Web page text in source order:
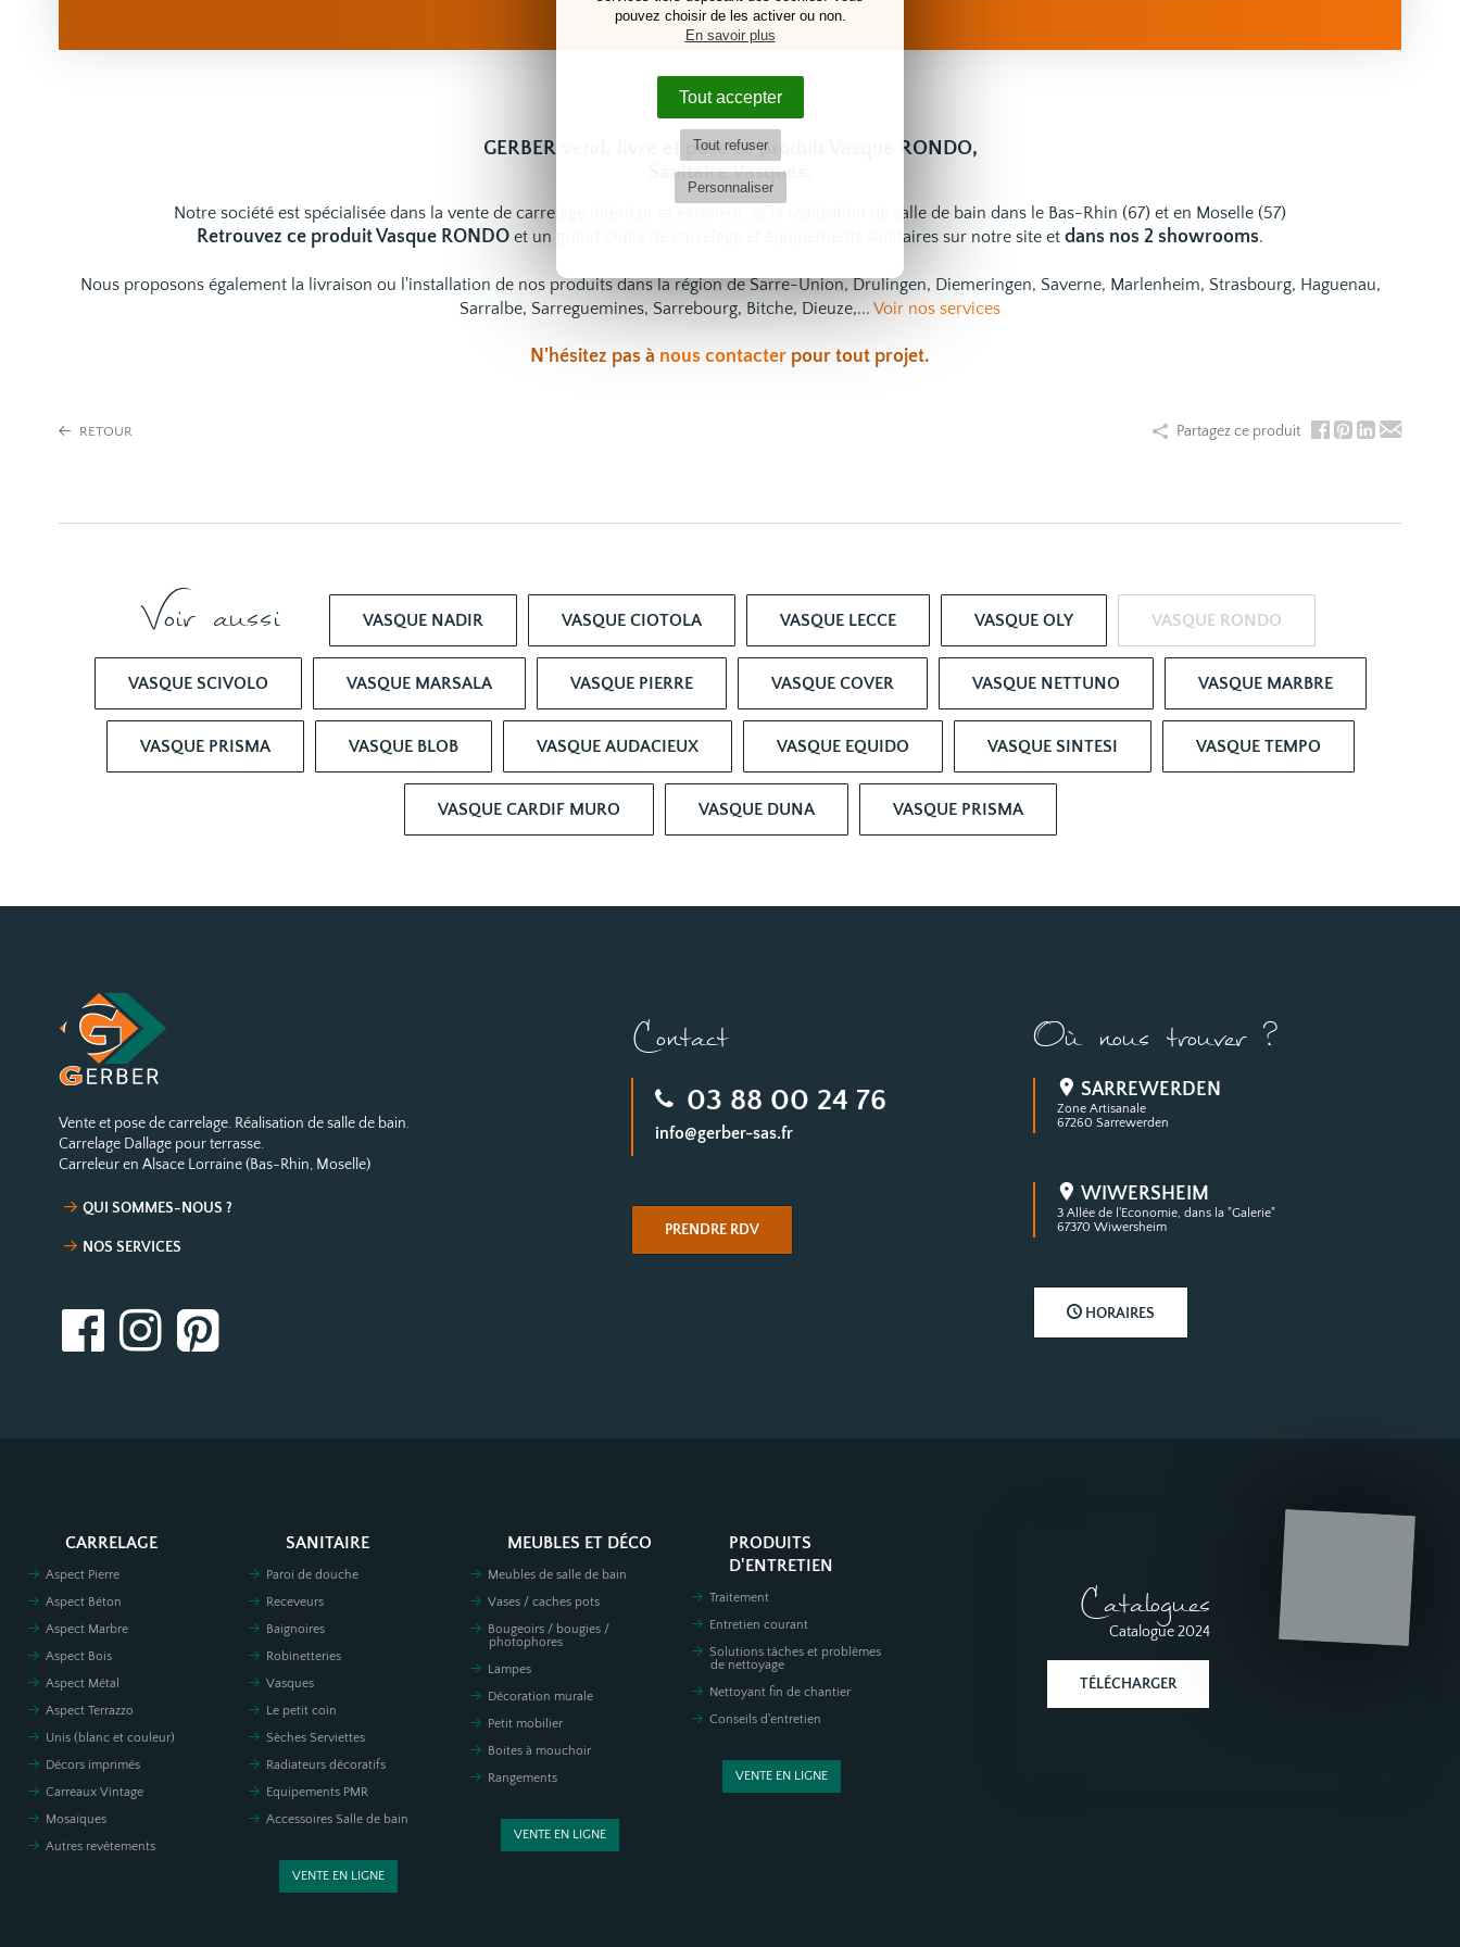
pouvez choisir de les activer ou non.
En savoir plus
Tout accepter
Tout refuser
Personnaliser
GERBER vend, livre et pose ce produit Vasque RONDO,
Sanitaire Vasques.
Notre société est spécialisée dans la vente de carrelage intérieur et extérieur, et la réalisation de salle de bain dans le Bas-Rhin (67) et en Moselle (57)
Retrouvez ce produit Vasque RONDO et un grand choix de équipements sanitaires sur notre site et dans nos 2 showrooms.
Nous proposons également la livraison ou l'installation de nos produits dans la région de Sarre-Union, Drulingen, Diemeringen, Saverne, Marlenheim, Strasbourg, Haguenau,
Sarralbe, Sarreguemines, Sarrebourg, Bitche, Dieuze,... Voir nos services
N'hésitez pas à nous contacter pour tout projet.
RETOUR Partagez ce produit
Voir aussi VASQUE NADIR VASQUE CIOTOLA VASQUE LECCE VASQUE OLY VASQUE RONDO
VASQUE SCIVOLO VASQUE MARSALA VASQUE PIERRE VASQUE COVER VASQUE NETTUNO VASQUE MARBRE
VASQUE PRISMA VASQUE BLOB VASQUE AUDACIEUX VASQUE EQUIDO VASQUE SINTESI VASQUE TEMPO
VASQUE CARDIF MURO VASQUE DUNA VASQUE PRISMA
Vente et pose de carrelage. Réalisation de salle de bain.
Carrelage Dallage pour terrasse.
Carreleur en Alsace Lorraine (Bas-Rhin, Moselle)
QUI SOMMES-NOUS ?
NOS SERVICES
Contact
03 88 00 24 76
info@gerber-sas.fr
PRENDRE RDV
Où nous trouver ?
SARREWERDEN
Zone Artisanale
67260 Sarrewerden
WIWERSHEIM
3 Allée de l'Economie, dans la "Galerie"
67370 Wiwersheim
HORAIRES
CARRELAGE
Aspect Pierre
Aspect Béton
Aspect Marbre
Aspect Bois
Aspect Métal
Aspect Terrazzo
Unis (blanc et couleur)
Décors imprimés
Carreaux Vintage
Mosaïques
Autres revêtements
SANITAIRE
Paroi de douche
Receveurs
Baignoires
Robinetteries
Vasques
Le petit coin
Sèches Serviettes
Radiateurs décoratifs
Equipements PMR
Accessoires Salle de bain
VENTE EN LIGNE
MEUBLES ET DÉCO
Meubles de salle de bain
Vases / caches pots
Bougeoirs / bougies /
photophores
Lampes
Décoration murale
Petit mobilier
Boites à mouchoir
Rangements
VENTE EN LIGNE
PRODUITS
D'ENTRETIEN
Traitement
Entretien courant
Solutions tâches et problèmes
de nettoyage
Nettoyant fin de chantier
Conseils d'entretien
VENTE EN LIGNE
Catalogues
Catalogue 2024
TÉLÉCHARGER